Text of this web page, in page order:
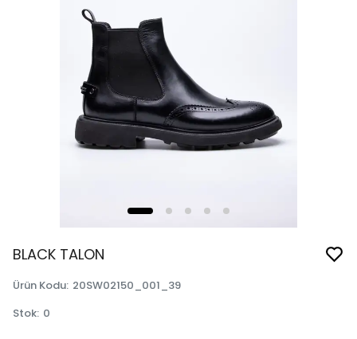
BLACK TALON
Ürün Kodu: 20SW02150_001_39
Stok: 0